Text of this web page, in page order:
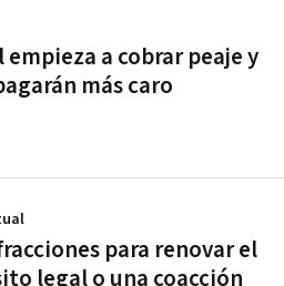
a cobrar peaje y
más caro
para renovar el
legal o una coacción